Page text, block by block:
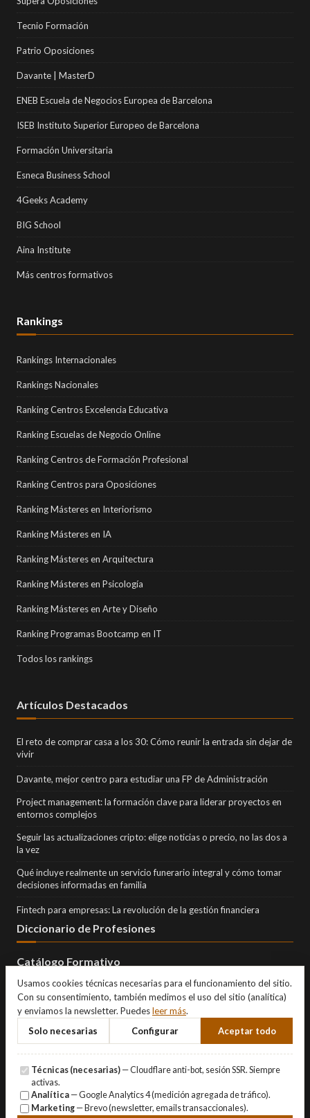
Tecnio Formación
Patrio Oposiciones
Davante | MasterD
ENEB Escuela de Negocios Europea de Barcelona
ISEB Instituto Superior Europeo de Barcelona
Formación Universitaria
Esneca Business School
4Geeks Academy
BIG School
Aina Institute
Más centros formativos
Rankings
Rankings Internacionales
Rankings Nacionales
Ranking Centros Excelencia Educativa
Ranking Escuelas de Negocio Online
Ranking Centros de Formación Profesional
Ranking Centros para Oposiciones
Ranking Másteres en Interiorismo
Ranking Másteres en IA
Ranking Másteres en Arquitectura
Ranking Másteres en Psicología
Ranking Másteres en Arte y Diseño
Ranking Programas Bootcamp en IT
Todos los rankings
Artículos Destacados
El reto de comprar casa a los 30: Cómo reunir la entrada sin dejar de
vivir
Davante, mejor centro para estudiar una FP de Administración
Project management: la formación clave para liderar proyectos en
entornos complejos
Seguir las actualizaciones cripto: elige noticias o precio, no las dos a
la vez
Qué incluye realmente un servicio funerario integral y cómo tomar
decisiones informadas en familia
Fintech para empresas: La revolución de la gestión financiera
Diccionario de Profesiones
Catálogo Formativo
Usamos cookies técnicas necesarias para el funcionamiento del sitio.
Con su consentimiento, también medimos el uso del sitio (analítica)
y enviamos la newsletter. Puedesleer más.
Solo necesarias
Configurar Aceptar todo
Técnicas (necesarias) — Cloudflare anti-bot, sesión SSR. Siempre
activas.
Analítica — Google Analytics 4 (medición agregada de tráfico).
Marketing — Brevo (newsletter, emails transaccionales).